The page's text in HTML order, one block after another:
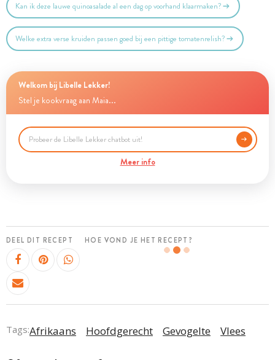
Kan ik deze lauwe quinoasalade al een dag op voorhand klaarmaken?
Welke extra verse kruiden passen goed bij een pittige tomatenrelish?
Welkom bij Libelle Lekker!
Stel je kookvraag aan Maia...
Meer info
DEEL DIT RECEPT HOE VOND JE HET RECEPT?
Tags:Afrikaans Hoofdgerecht Gevogelte Vlees